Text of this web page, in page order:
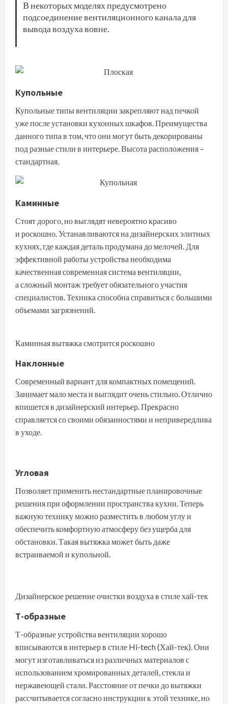
В некоторых моделях предусмотрено
подсоединение вентиляционного канала для
вывода воздуха вовне.
Купольные
Купольные типы вентиляции закрепляют над печкой
уже после установки кухонных шкафов. Преимущества
данного типа в том, что они могут быть декорированы
под разные стили в интерьере. Высота расположения –
стандартная.
Каминные
Стоят дорого, но выглядят невероятно красиво
и роскошно. Устанавливаются на дизайнерских элитных
кухнях, где каждая деталь продумана до мелочей. Для
эффективной работы устройства необходима
качественная современная система вентиляции,
а сложный монтаж требует обязательного участия
специалистов. Техника способна справиться с большими
объемами загрязнений.
Каминная вытяжка смотрится роскошно
Наклонные
Современный вариант для компактных помещений.
Занимает мало места и выглядит очень стильно. Отлично
впишется в дизайнерский интерьер. Прекрасно
справляется со своими обязанностями и непривередлива
в уходе.
Угловая
Позволяет применить нестандартные планировочные
решения при оформлении пространства кухни. Теперь
важную технику можно разместить в любом углу и
обеспечить комфортную атмосферу без ущерба для
обстановки. Такая вытяжка может быть даже
встраиваемой и купольной.
Дизайнерское решение очистки воздуха в стиле хай-тек
Т-образные
Т-образные устройства вентиляции хорошо
вписываются в интерьер в стиле Hi-tech (Хай-тек). Они
могут изготавливаться из различных материалов с
использованием хромированных деталей, стекла и
нержавеющей стали. Расстояние от печки до вытяжки
рассчитывается согласно инструкции к этой технике, но